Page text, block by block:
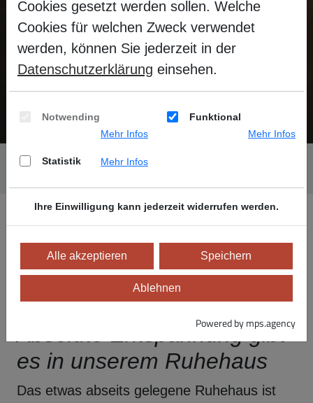
Ruhehaus
Absolute Stille!
Sie befinden sich hier:Startseite
GENIESSEN SIE DIE STILLE
Absolute Entspannung gibt
es in unserem Ruhehaus
Das etwas abseits gelegene Ruhehaus ist
Cookies gesetzt werden sollen. Welche
Cookies für welchen Zweck verwendet
werden, können Sie jederzeit in der
Datenschutzerklärung einsehen.
Notwending
Mehr Infos
Funktional
Mehr Infos
Statistik Mehr Infos
Ihre Einwilligung kann jederzeit widerrufen werden.
Alle akzeptieren Speichern
Ablehnen
Powered by mps.agency